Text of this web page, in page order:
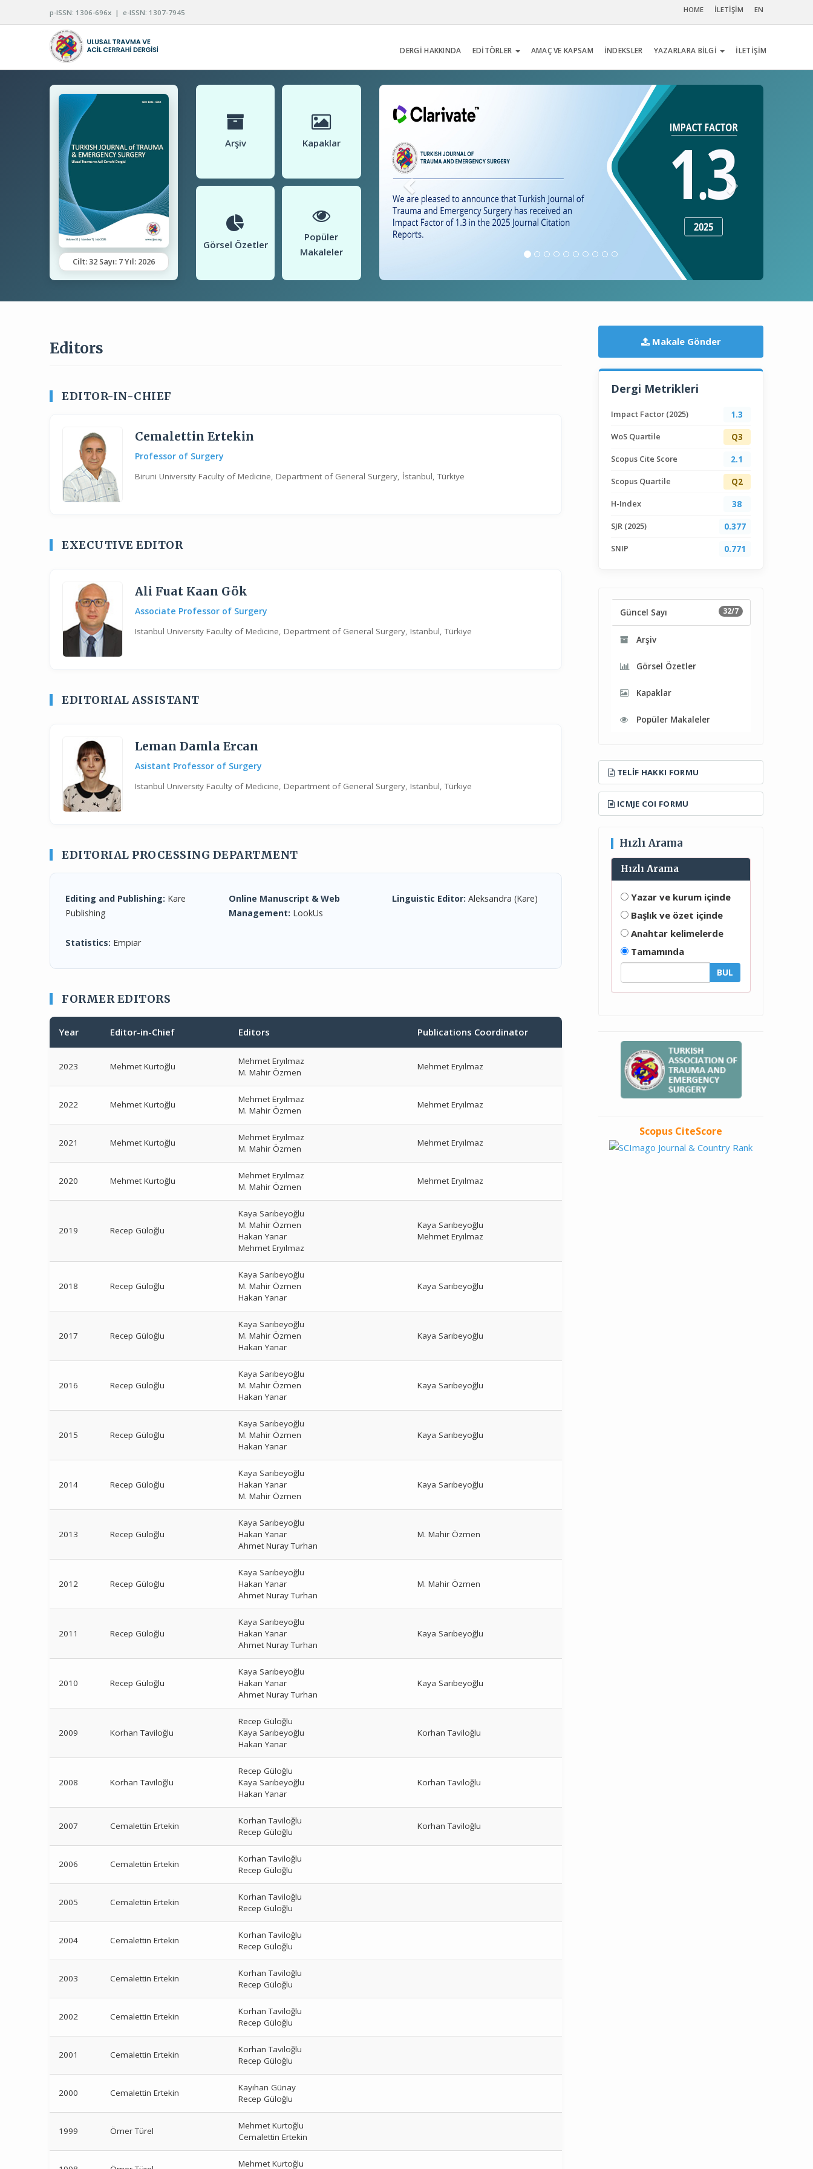
p-ISSN: 1306-696x | e-ISSN: 1307-7945 HOME İLETİŞİM EN
DERGİ HAKKINDA EDİTÖRLER AMAÇ VE KAPSAM İNDEKSLER YAZARLARA BİLGİ İLETİŞİM
Cilt: 32 Sayı: 7 Yıl: 2026
Arşiv Kapaklar
Görsel Özetler
Popüler
Makaleler
Editors
EDITOR-IN-CHIEF
Cemalettin Ertekin
Professor of Surgery
Biruni University Faculty of Medicine, Department of General Surgery, İstanbul, Türkiye
EXECUTIVE EDITOR
Ali Fuat Kaan Gök
Associate Professor of Surgery
Istanbul University Faculty of Medicine, Department of General Surgery, Istanbul, Türkiye
EDITORIAL ASSISTANT
Leman Damla Ercan
Asistant Professor of Surgery
Istanbul University Faculty of Medicine, Department of General Surgery, Istanbul, Türkiye
EDITORIAL PROCESSING DEPARTMENT
Editing and Publishing: Kare
Publishing
Online Manuscript & Web
Management: LookUs
Linguistic Editor: Aleksandra (Kare)
Statistics: Empiar
FORMER EDITORS
Year Editor-in-Chief Editors Publications Coordinator
2023 Mehmet Kurtoğlu
Mehmet Eryılmaz
M. Mahir Özmen
Mehmet Eryılmaz
2022 Mehmet Kurtoğlu
Mehmet Eryılmaz
M. Mahir Özmen
Mehmet Eryılmaz
2021 Mehmet Kurtoğlu
Mehmet Eryılmaz
M. Mahir Özmen
Mehmet Eryılmaz
2020 Mehmet Kurtoğlu
Mehmet Eryılmaz
M. Mahir Özmen
Mehmet Eryılmaz
2019 Recep Güloğlu
Kaya Sarıbeyoğlu
M. Mahir Özmen
Hakan Yanar
Mehmet Eryılmaz
Kaya Sarıbeyoğlu
Mehmet Eryılmaz
2018 Recep Güloğlu
Kaya Sarıbeyoğlu
M. Mahir Özmen
Hakan Yanar
Kaya Sarıbeyoğlu
2017 Recep Güloğlu
Kaya Sarıbeyoğlu
M. Mahir Özmen
Hakan Yanar
Kaya Sarıbeyoğlu
2016 Recep Güloğlu
Kaya Sarıbeyoğlu
M. Mahir Özmen
Hakan Yanar
Kaya Sarıbeyoğlu
2015 Recep Güloğlu
Kaya Sarıbeyoğlu
M. Mahir Özmen
Hakan Yanar
Kaya Sarıbeyoğlu
2014 Recep Güloğlu
Kaya Sarıbeyoğlu
Hakan Yanar
M. Mahir Özmen
Kaya Sarıbeyoğlu
2013 Recep Güloğlu
Kaya Sarıbeyoğlu
Hakan Yanar
Ahmet Nuray Turhan
M. Mahir Özmen
2012 Recep Güloğlu
Kaya Sarıbeyoğlu
Hakan Yanar
Ahmet Nuray Turhan
M. Mahir Özmen
2011 Recep Güloğlu
Kaya Sarıbeyoğlu
Hakan Yanar
Ahmet Nuray Turhan
Kaya Sarıbeyoğlu
2010 Recep Güloğlu
Kaya Sarıbeyoğlu
Hakan Yanar
Ahmet Nuray Turhan
Kaya Sarıbeyoğlu
2009 Korhan Taviloğlu
Recep Güloğlu
Kaya Sarıbeyoğlu
Hakan Yanar
Korhan Taviloğlu
2008 Korhan Taviloğlu
Recep Güloğlu
Kaya Sarıbeyoğlu
Hakan Yanar
Korhan Taviloğlu
2007 Cemalettin Ertekin
Korhan Taviloğlu
Recep Güloğlu
Korhan Taviloğlu
2006 Cemalettin Ertekin
Korhan Taviloğlu
Recep Güloğlu
2005 Cemalettin Ertekin
Korhan Taviloğlu
Recep Güloğlu
2004 Cemalettin Ertekin
Korhan Taviloğlu
Recep Güloğlu
2003 Cemalettin Ertekin
Korhan Taviloğlu
Recep Güloğlu
2002 Cemalettin Ertekin
Korhan Taviloğlu
Recep Güloğlu
2001 Cemalettin Ertekin
Korhan Taviloğlu
Recep Güloğlu
2000 Cemalettin Ertekin
Kayıhan Günay
Recep Güloğlu
1999 Ömer Türel
Mehmet Kurtoğlu
Cemalettin Ertekin
Mehmet Kurtoğlu
Makale Gönder
Dergi Metrikleri
Impact Factor (2025) 1.3
WoS Quartile Q3
Scopus Cite Score 2.1
Scopus Quartile Q2
H-Index 38
SJR (2025) 0.377
SNIP 0.771
32/7
Güncel Sayı
Arşiv
Görsel Özetler
Kapaklar
Popüler Makaleler
TELIF HAKKI FORMU
ICMJE COI FORMU
Hızlı Arama
Hızlı Arama
Yazar ve kurum içinde
Başlık ve özet içinde
Anahtar kelimelerde
Tamamında
Scopus CiteScore